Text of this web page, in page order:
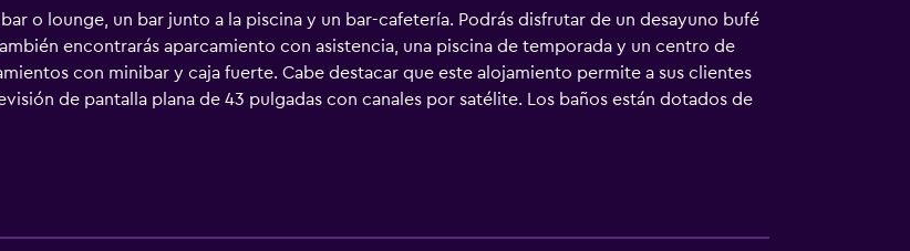
o lounge, un bar junto a la piscina y un bar-cafetería. Podrás disfrutar de un desayuno bufé
encontrarás aparcamiento con asistencia, una piscina de temporada y un centro de
con minibar y caja fuerte. Cabe destacar que este alojamiento permite a sus clientes
de pantalla plana de 43 pulgadas con canales por satélite. Los baños están dotados de
bidé y artículos de higiene personal gratuitos. Este hotel en Sorrento ofrece acceso a
de negocios incluyen escritorio y teléfono; se ofrecen llamadas locales gratuitas (pueden